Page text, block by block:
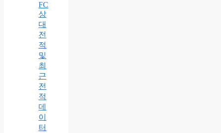
FC
상
대
전
적
및
최
근
전
적
데
이
터